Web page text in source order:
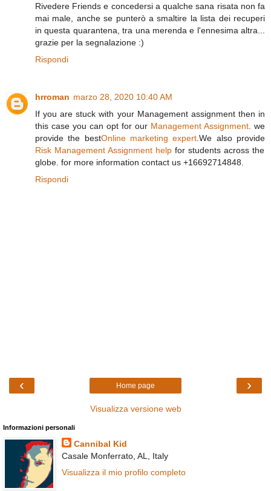
Rivedere Friends e concedersi a qualche sana risata non fa
mai male, anche se punterò a smaltire la lista dei recuperi
in questa quarantena, tra una merenda e l'ennesima altra...
grazie per la segnalazione :)
Rispondi
hrroman marzo 28, 2020 10:40 AM
If you are stuck with your Management assignment then in
this case you can opt for our Management Assignment . we
provide the bestOnline marketing expert .We also provide
Risk Management Assignment help for students across the
globe. for more information contact us +16692714848.
Rispondi
‹ ›
Home page
Visualizza versione web
Informazioni personali
Cannibal Kid
Casale Monferrato, AL, Italy
Visualizza il mio profilo completo